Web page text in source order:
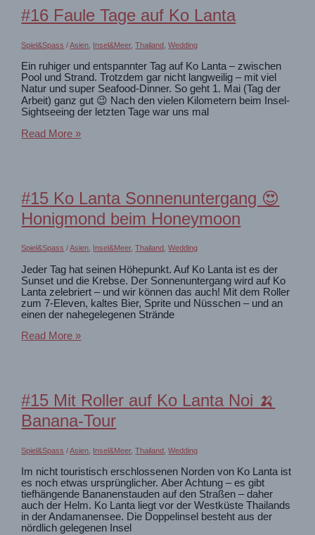
aufs
offene
abenteuerlich
#16 Faule Tage auf Ko Lanta
Spiel&Spass /Asien Insel&Meer,Thailand ,Wedding
Ein ruhiger und entspannter Tag auf Ko Lanta – zwischen
Pool und Strand. Trotzdem gar nicht langweilig – mit viel
Natur und super Seafood-Dinner. So geht 1. Mai (Tag der
Arbeit) ganz gut 😉 Nach den vielen Kilometern beim Insel-
Sightseeing der letzten Tage war uns mal
#16
Read More »
#15 Ko Lanta Sonnenuntergang 😍
Honigmond beim Honeymoon
Spiel&Spass /Asien Insel&Meer,Thailand ,Wedding
Jeder Tag hat seinen Höhepunkt. Auf Ko Lanta ist es der
Sunset und die Krebse. Der Sonnenuntergang wird auf Ko
Lanta zelebriert – und wir können das auch! Mit dem Roller
zum 7-Eleven, kaltes Bier, Sprite und Nüsschen – und an
einen der nahegelegenen Strände
#15
Honigmond
beim
Honeymoon
Read More »
#15 Mit Roller auf Ko Lanta Noi 🍌
Banana-Tour
Spiel&Spass /Asien Insel&Meer,Thailand ,Wedding
Im nicht touristisch erschlossenen Norden von Ko Lanta ist
es noch etwas ursprünglicher. Aber Achtung – es gibt
tiefhängende Bananenstauden auf den Straßen – daher
auch der Helm. Ko Lanta liegt vor der Westküste Thailands
in der Andamanensee. Die Doppelinsel besteht aus der
nördlich gelegenen Insel